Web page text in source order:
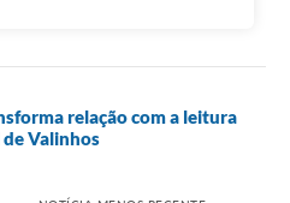
relação com a leitura
Valinhos